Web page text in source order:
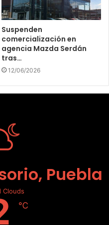
Suspenden
comercialización en
agencia Mazda Serdán
tras…
12/06/2026
Puebla
Clouds
℃